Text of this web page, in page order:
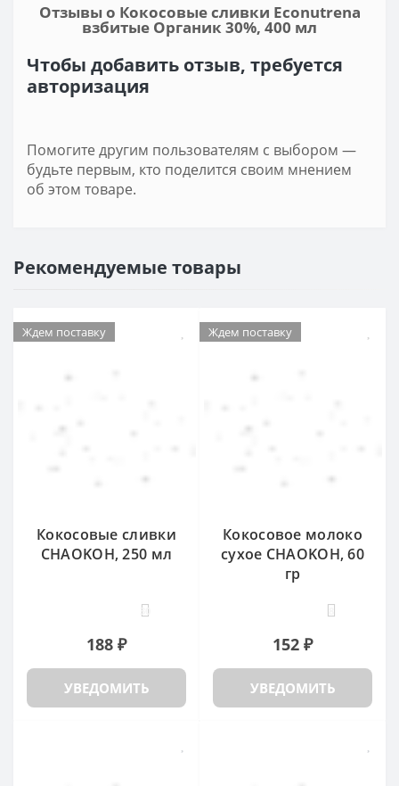
Отзывы о Кокосовые сливки Econutrena
взбитые Органик 30%, 400 мл
Чтобы добавить отзыв, требуется
авторизация
Помогите другим пользователям с выбором —
будьте первым, кто поделится своим мнением
об этом товаре.
Рекомендуемые товары
Ждем поставку
Кокосовые сливки
CHAOKOH, 250 мл
30
188 ₽
УВЕДОМИТЬ
Ждем поставку
Кокосовое молоко
сухое CHAOKOH, 60
гр
152 ₽
УВЕДОМИТЬ